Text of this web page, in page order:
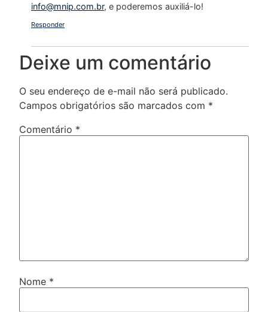
info@mnip.com.br, e poderemos auxiliá-lo!
Responder
Deixe um comentário
O seu endereço de e-mail não será publicado.
Campos obrigatórios são marcados com *
Comentário *
Nome *